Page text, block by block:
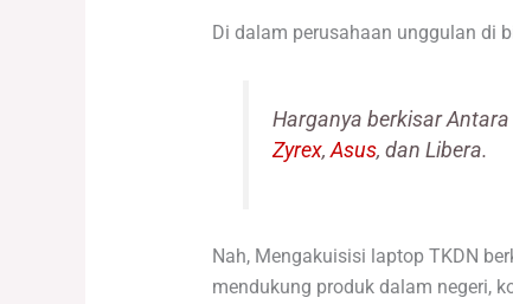
Di dalam perusahaan unggulan di
Harganya berkisar
Zyrex,Asus, dan Libera.
Nah, Mengakuisisi laptop TKDN
mendukung produk dalam negeri,